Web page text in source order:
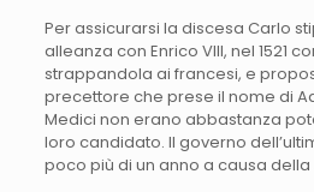
Per assicurarsi la discesa Carlo
alleanza con Enrico VIII, nel 1521
strappandola ai francesi, e
precettore che prese il nome di
Medici non erano abbastanza
loro candidato. Il governo
poco più di un anno a causa